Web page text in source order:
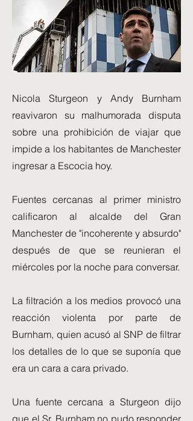
Nicola Sturgeon y Andy Burnham
reavivaron su malhumorada disputa
sobre una prohibición de viajar que
impide a los habitantes de Manchester
ingresar a Escocia hoy.
Fuentes cercanas al primer ministro
calificaron al alcalde del Gran
Manchester de "incoherente y absurdo"
después de que se reunieran el
miércoles por la noche para conversar.
La filtración a los medios provocó una
reacción violenta por parte de
Burnham, quien acusó al SNP de filtrar
los detalles de lo que se suponía que
era un cara a cara privado.
Una fuente cercana a Sturgeon dijo
que el Sr. Burnham no pudo responder